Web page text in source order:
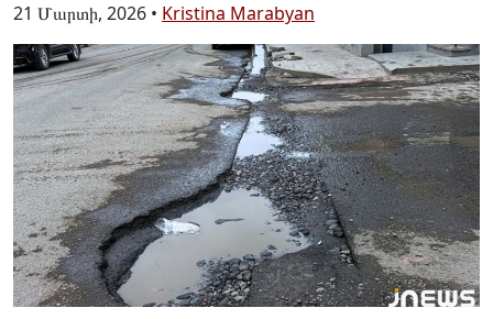
21 Մարտի, 2026 • Kristina Marabyan